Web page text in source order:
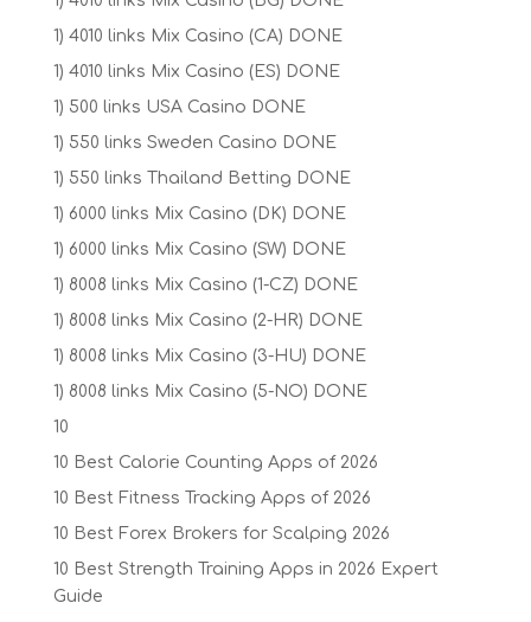
1) 4010 links Mix Casino (CA) DONE
1) 4010 links Mix Casino (ES) DONE
1) 500 links USA Casino DONE
1) 550 links Sweden Casino DONE
1) 550 links Thailand Betting DONE
1) 6000 links Mix Casino (DK) DONE
1) 6000 links Mix Casino (SW) DONE
1) 8008 links Mix Casino (1-CZ) DONE
1) 8008 links Mix Casino (2-HR) DONE
1) 8008 links Mix Casino (3-HU) DONE
1) 8008 links Mix Casino (5-NO) DONE
10
10 Best Calorie Counting Apps of 2026
10 Best Fitness Tracking Apps of 2026
10 Best Forex Brokers for Scalping 2026
10 Best Strength Training Apps in 2026 Expert
Guide